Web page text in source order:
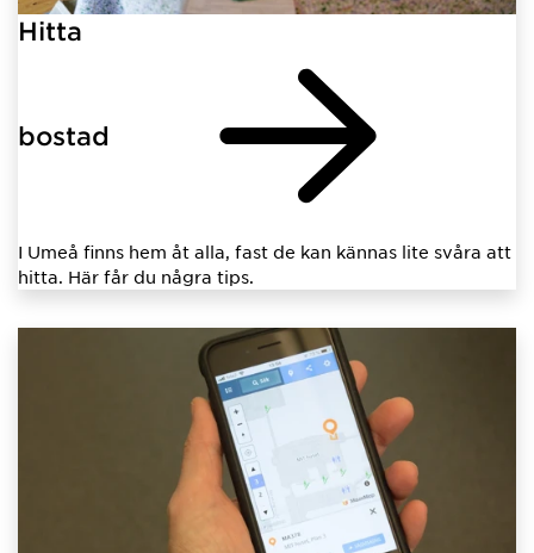
Hitta
bostad
I Umeå finns hem åt alla, fast de kan kännas lite svåra att
hitta. Här får du några tips.